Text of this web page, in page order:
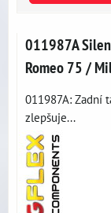
011987A
Romeo 75 /
011987A: Zadní
zlepšuje...